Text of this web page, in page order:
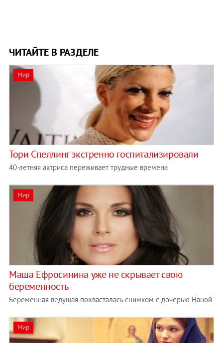
ЧИТАЙТЕ В РАЗДЕЛЕ
Мир
Тори Спеллинг экстренно госпитализировали
40-летняя актриса переживает трудные времена
Мир
Маша Ефросинина уже не скрывает свою
беременность
Беременная ведущая похвасталась снимком с дочерью Наной
Мир